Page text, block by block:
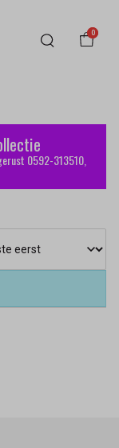
0
0592-313510,